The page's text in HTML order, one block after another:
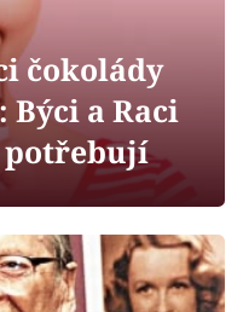
Vary
čokolády
a Raci
potřebují